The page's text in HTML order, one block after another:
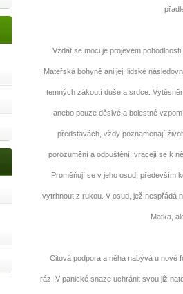
Vzdát se moci je projevem
Mateřská bohyně ani její lidské
temných zákoutí duše a srdce.
anebo pouze děsivé a bolestné
představách, vždy poznamenají
porozumění a odpuštění, vracejí se k
Proměňují se v jeho osud, především
vytrhnout z rukou. V osud, jež nespřádá
Matka,
Citová podpora a něha nabývá u nové
ráz. V panické snaze uchránit svou již